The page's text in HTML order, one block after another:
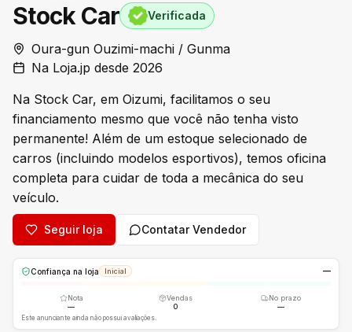
Stock Car Verificada
Oura-gun Ouzimi-machi / Gunma
Na Loja.jp desde 2026
Na Stock Car, em Oizumi, facilitamos o seu
financiamento mesmo que você não tenha visto
permanente! Além de um estoque selecionado de
carros (incluindo modelos esportivos), temos oficina
completa para cuidar de toda a mecânica do seu
veículo.
Seguir loja Contatar Vendedor
Confiança na loja Inicial —
Nota
—
Vendas
0
No prazo
—
Este anunciante ainda não possui avaliações.